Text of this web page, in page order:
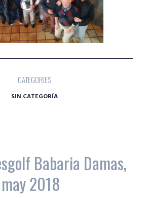
CATEGORIES
SIN CATEGORÍA
Babaria Damas,
2018